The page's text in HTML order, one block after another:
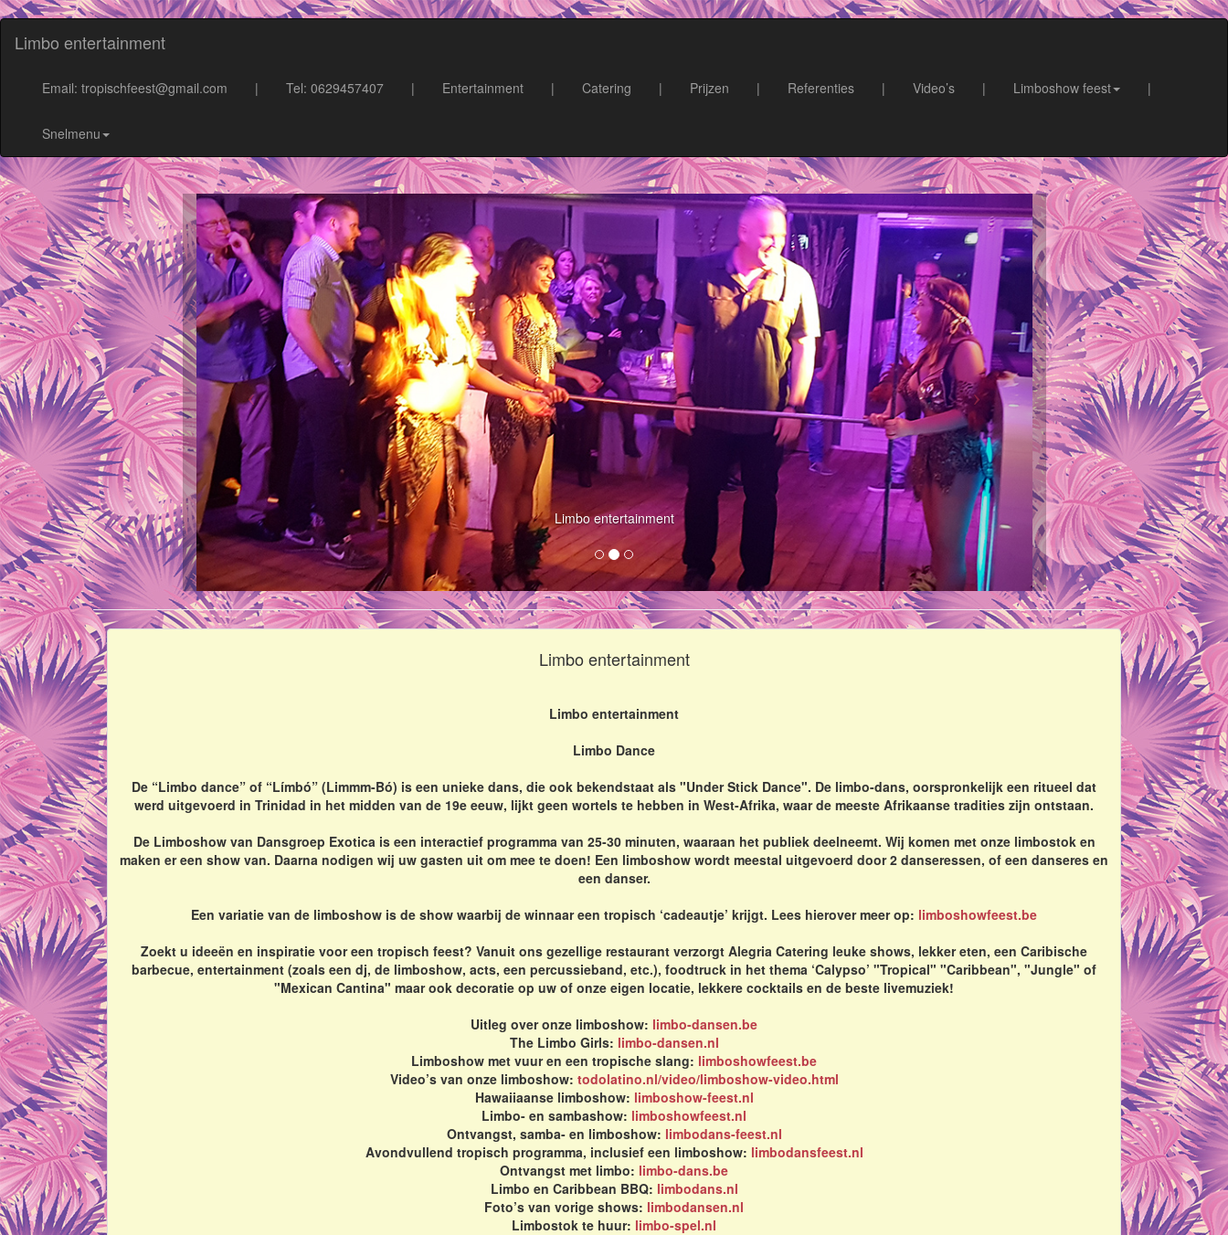
Limbo entertainment
Email: tropischfeest@gmail.com | Tel: 0629457407 | Entertainment | Catering | Prijzen | Referenties | Video’s | Limboshow feest |
Snelmenu
Limbo entertainment
Limbo entertainment
Limbo entertainment
Limbo Dance
De “Limbo dance” of “Límbó” (Limmm-Bó) is een unieke dans, die ook bekendstaat als "Under Stick Dance". De limbo-dans, oorspronkelijk een ritueel dat
werd uitgevoerd in Trinidad in het midden van de 19e eeuw, lijkt geen wortels te hebben in West-Afrika, waar de meeste Afrikaanse tradities zijn ontstaan.
De Limboshow van Dansgroep Exotica is een interactief programma van 25-30 minuten, waaraan het publiek deelneemt. Wij komen met onze limbostok en
maken er een show van. Daarna nodigen wij uw gasten uit om mee te doen! Een limboshow wordt meestal uitgevoerd door 2 danseressen, of een danseres en
een danser.
Een variatie van de limboshow is de show waarbij de winnaar een tropisch ‘cadeautje’ krijgt. Lees hierover meer op: limboshowfeest.be
Zoekt u ideeën en inspiratie voor een tropisch feest? Vanuit ons gezellige restaurant verzorgt Alegria Catering leuke shows, lekker eten, een Caribische
barbecue, entertainment (zoals een dj, de limboshow, acts, een percussieband, etc.), foodtruck in het thema ‘Calypso’ "Tropical" "Caribbean", "Jungle" of
"Mexican Cantina" maar ook decoratie op uw of onze eigen locatie, lekkere cocktails en de beste livemuziek!
Uitleg over onze limboshow: limbo-dansen.be
The Limbo Girls: limbo-dansen.nl
Limboshow met vuur en een tropische slang: limboshowfeest.be
Video’s van onze limboshow: todolatino.nl/video/limboshow-video.html
Hawaiiaanse limboshow: limboshow-feest.nl
Limbo- en sambashow: limboshowfeest.nl
Ontvangst, samba- en limboshow: limbodans-feest.nl
Avondvullend tropisch programma, inclusief een limboshow: limbodansfeest.nl
Ontvangst met limbo: limbo-dans.be
Limbo en Caribbean BBQ: limbodans.nl
Foto’s van vorige shows: limbodansen.nl
Limbostok te huur: limbo-spel.nl